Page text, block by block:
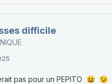
difficile
pas pour un PEPITO 😆 😉